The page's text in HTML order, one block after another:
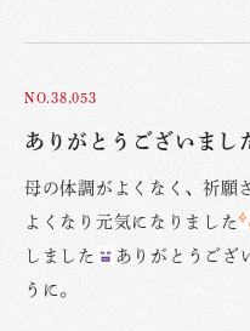
NO.38,053
ありがとうございまし
母の体調がよくなく、祈願
よくなり元気になりました
しました
ありがとうござ
うに。